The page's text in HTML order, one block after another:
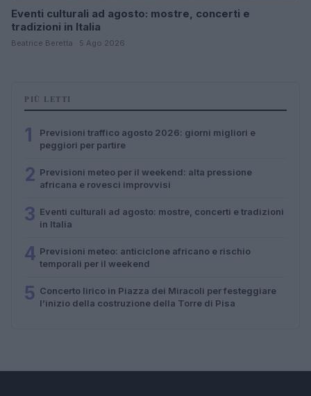
Eventi culturali ad agosto: mostre, concerti e
tradizioni in Italia
Beatrice Beretta · 5 Ago 2026
PIÙ LETTI
1
Previsioni traffico agosto 2026: giorni migliori e
peggiori per partire
2 Previsioni meteo per il weekend: alta pressione
africana e rovesci improvvisi
3 Eventi culturali ad agosto: mostre, concerti e tradizioni
in Italia
4 Previsioni meteo: anticiclone africano e rischio
temporali per il weekend
5 Concerto lirico in Piazza dei Miracoli per festeggiare
l’inizio della costruzione della Torre di Pisa